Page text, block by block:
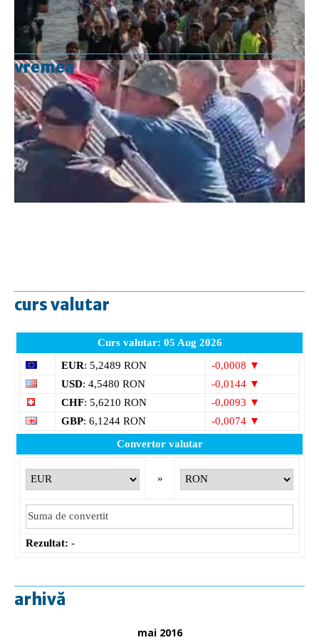
vremea
curs valutar
Curs valutar: 05 Aug 2026
EUR: 5,2489 RON
-0,0008 ▼
USD: 4,5480 RON
-0,0144 ▼
CHF: 5,6210 RON
-0,0093 ▼
GBP: 6,1244 RON
-0,0074 ▼
Convertor valutar
»
Rezultat: -
arhivă
mai 2016